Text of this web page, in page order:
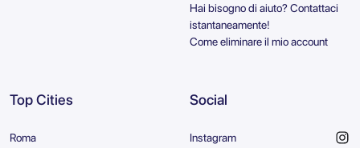
Hai bisogno di aiuto? Contattaci
istantaneamente!
Come eliminare il mio account
Top Cities
Roma
Social
Instagram